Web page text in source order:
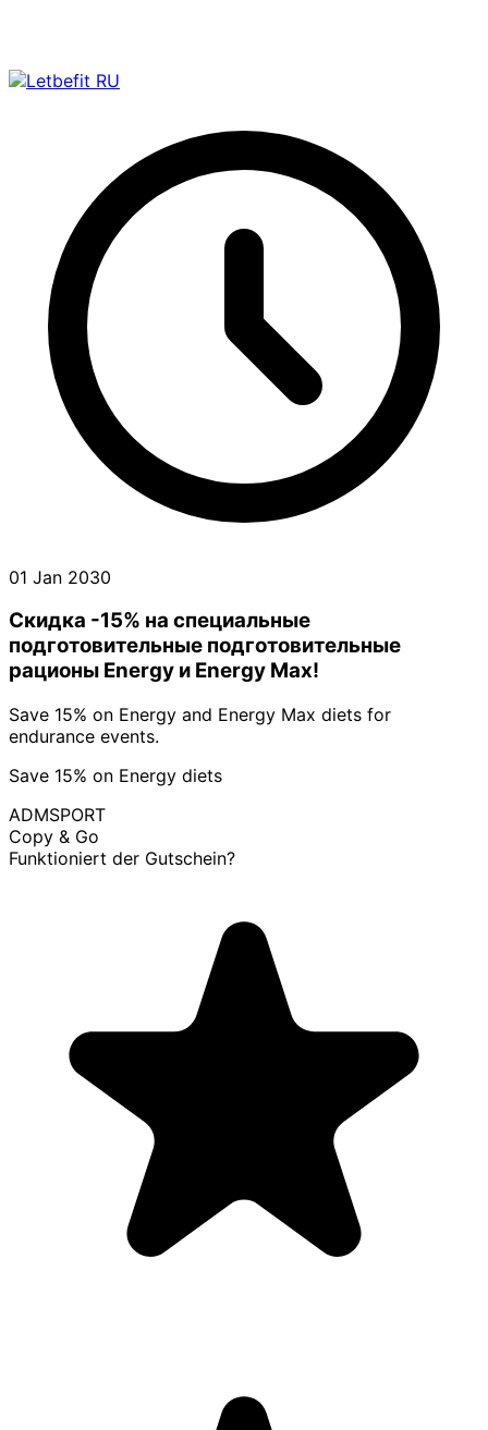
01 Jan 2030
Скидка -15% на специальные
подготовительные подготовительные
рационы Energy и Energy Max!
Save 15% on Energy and Energy Max diets for
endurance events.
Save 15% on Energy diets
ADMSPORT
Copy & Go
Funktioniert der Gutschein?